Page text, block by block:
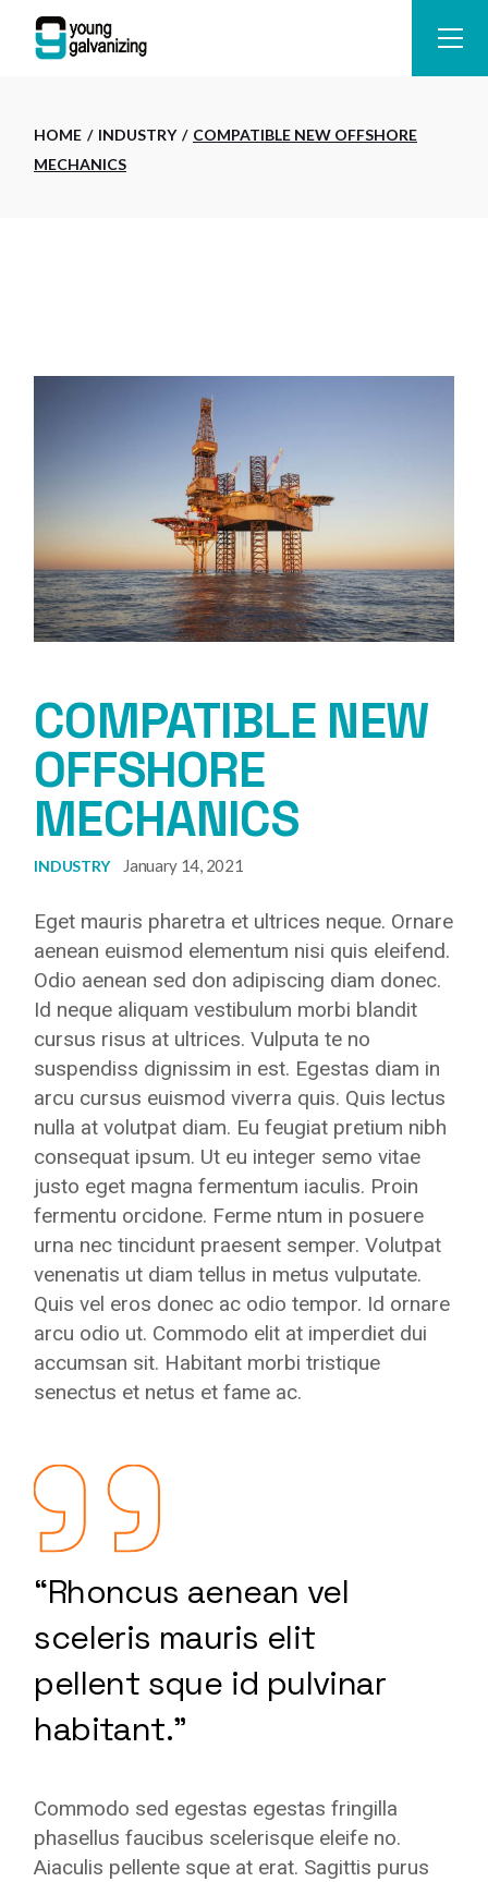
HOME INDUSTRY
COMPATIBLE NEW OFFSHORE
MECHANICS
COMPATIBLE NEW
OFFSHORE
MECHANICS
INDUSTRY January 14, 2021
Eget mauris pharetra et ultrices neque. Ornare
aenean euismod elementum nisi quis eleifend.
Odio aenean sed don adipiscing diam donec.
Id neque aliquam vestibulum morbi blandit
cursus risus at ultrices. Vulputa te no
suspendiss dignissim in est. Egestas diam in
arcu cursus euismod viverra quis. Quis lectus
nulla at volutpat diam. Eu feugiat pretium nibh
consequat ipsum. Ut eu integer semo vitae
justo eget magna fermentum iaculis. Proin
fermentu orcidone. Ferme ntum in posuere
urna nec tincidunt praesent semper. Volutpat
venenatis ut diam tellus in metus vulputate.
Quis vel eros donec ac odio tempor. Id ornare
arcu odio ut. Commodo elit at imperdiet dui
accumsan sit. Habitant morbi tristique
senectus et netus et fame ac.
“Rhoncus aenean vel
sceleris mauris elit
pellent sque id pulvinar
habitant.”
Commodo sed egestas egestas fringilla
phasellus faucibus scelerisque eleife no.
Aiaculis pellente sque at erat. Sagittis purus